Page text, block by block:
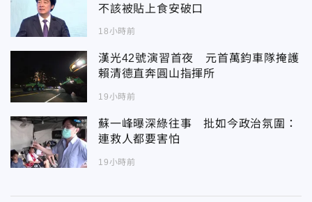
不該被貼上食安破口
18小時前
漢光42號演習首夜 元首萬鈞車隊掩護
賴清德直奔圓山指揮所
19小時前
蘇一峰曝深綠往事 批如今政治氛圍：
連救人都要害怕
19小時前